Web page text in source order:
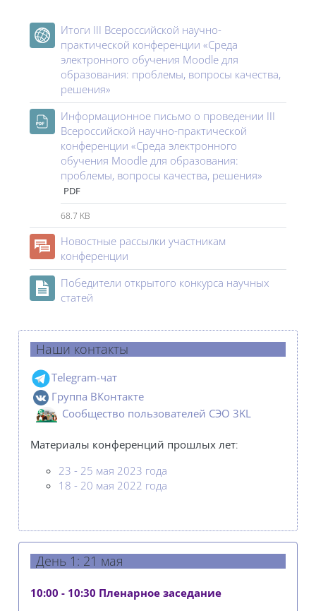
Итоги III Всероссийской научно-
практической конференции «Среда
электронного обучения Moodle для
образования: проблемы, вопросы качества,
решения»
Информационное письмо о проведении III
Всероссийской научно-практической
конференции «Среда электронного
обучения Moodle для образования:
проблемы, вопросы качества, решения»
PDF
68.7 KB
Новостные рассылки участникам
конференции
Победители открытого конкурса научных
статей
Наши контакты
Telegram-чат
Группа ВКонтакте
Сообщеcтво пользователей СЭО 3KL
Материалы конференций прошлых лет:
23 - 25 мая 2023 года
18 - 20 мая 2022 года
День 1: 21 мая
10:00 - 10:30 Пленарное заседание